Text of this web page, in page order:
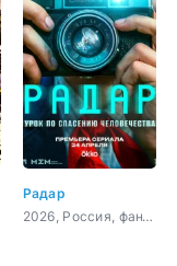
Радар
2026, Россия, фантастика, приключения, триллер